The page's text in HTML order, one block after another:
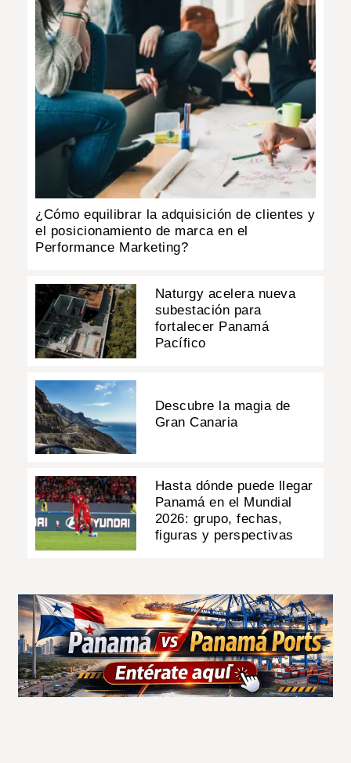
¿Cómo equilibrar la adquisición de clientes y
el posicionamiento de marca en el
Performance Marketing?
Naturgy acelera nueva
subestación para
fortalecer Panamá
Pacífico
Descubre la magia de
Gran Canaria
Hasta dónde puede llegar
Panamá en el Mundial
2026: grupo, fechas,
figuras y perspectivas